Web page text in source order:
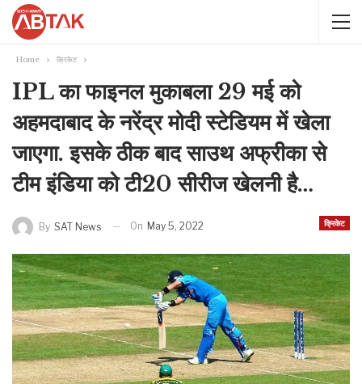
Home क्रिकेट
IPL का फाइनल मुकाबला 29 मई को
अहमदाबाद के नरेंद्र मोदी स्टेडियम में खेला
जाएगा. इसके ठीक बाद साउथ अफ्रीका से
टीम इंडिया को टी20 सीरीज खेलनी है…
क्रिकेट
By SAT News On May 5, 2022